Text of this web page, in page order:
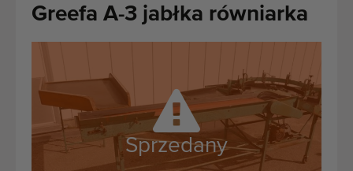
Kontakt
Greefa A-3 jabłka równiarka
Sprzedany